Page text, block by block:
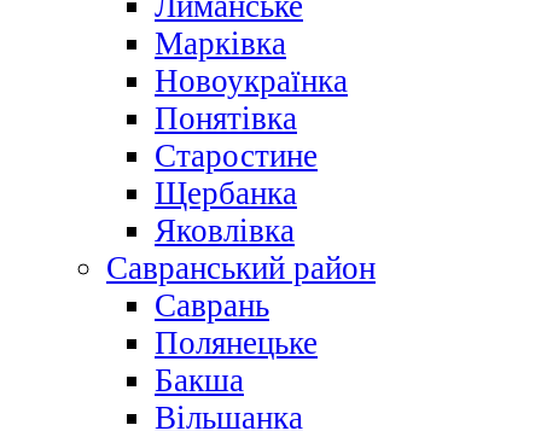
Марківка
Новоукраїнка
Понятівка
Старостине
Щербанка
Яковлівка
Савранський район
Саврань
Полянецьке
Бакша
Вільшанка